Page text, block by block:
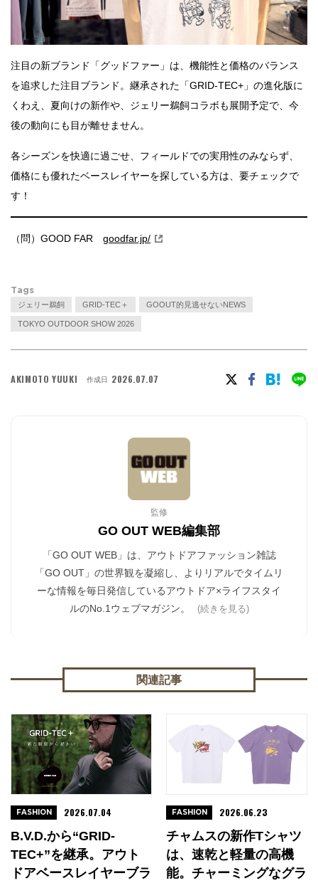
注目の新ブランド「グッドファー」は、機能性と価格のバランス
を追求した注目ブランド。継承された「GRID-TEC+」の進化版に
くわえ、夏向けの新作や、ジェリー鵜飼コラボも展開予定で、今
後の動向にも目が離せません。
各シーズンを快適に過ごせ、フィールドでの実用性のみならず、
価格にも優れたベースレイヤーを探している方は、要チェックで
す！
（問）GOOD FAR goodfar.jp/
Tags
ジェリー鵜飼 GRID-TEC＋ GOOUT的見逃せないNEWS
TOKYO OUTDOOR SHOW 2026
AKIMOTO YUUKI 作成日 2026.07.07
監修
GO OUT WEB編集部
「GO OUT WEB」は、アウトドアファッション雑誌
「GO OUT」の世界観を凝縮し、よりリアルでタイムリ
ーな情報を毎日発信しているアウトドア×ライフスタイ
ルのNo.1ウェブマガジン。
(続きを見る)
関連記事
B.V.D.から“GRID-
TEC+”を継承。アウト
ドアベースレイヤーブラ
FASHION 2026.07.04
チャムスの新作Tシャツ
は、速乾と軽量の高機
能。チャーミングなグラ
FASHION 2026.06.23